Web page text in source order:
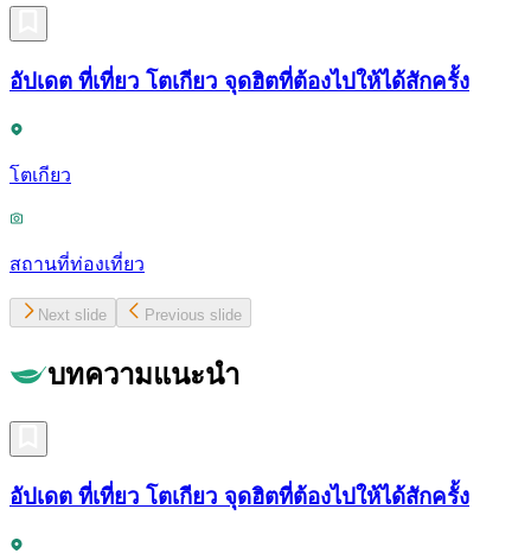
อัปเดต ที่เที่ยว โตเกียว จุดฮิตที่ต้องไปให้ได้สักครั้ง
โตเกียว
สถานที่ท่องเที่ยว
Next slide Previous slide
บทความแนะนำ
อัปเดต ที่เที่ยว โตเกียว จุดฮิตที่ต้องไปให้ได้สักครั้ง